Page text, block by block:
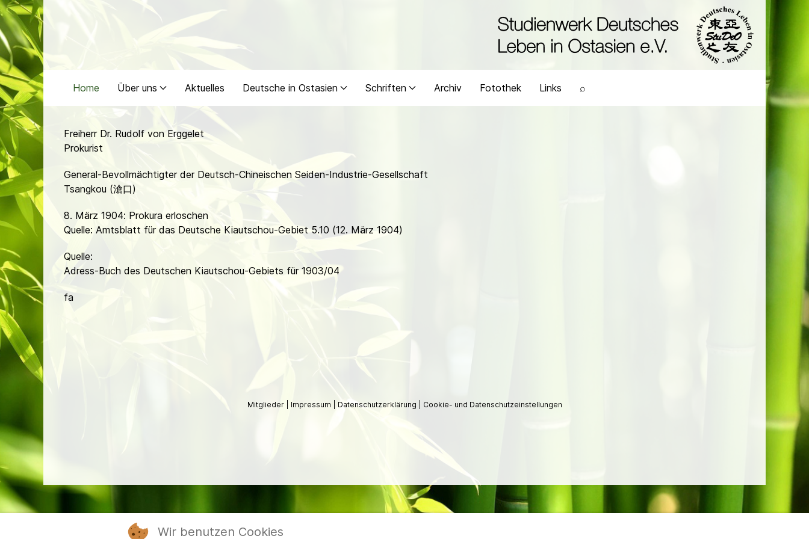
Home Über uns Aktuelles Deutsche in Ostasien Schriften Archiv Fotothek Links ⌕
Freiherr Dr. Rudolf von Erggelet
Prokurist
General-Bevollmächtigter der Deutsch-Chineischen Seiden-Industrie-Gesellschaft
Tsangkou (滄口)
8. März 1904: Prokura erloschen
Quelle: Amtsblatt für das Deutsche Kiautschou-Gebiet 5.10 (12. März 1904)
Quelle:
Adress-Buch des Deutschen Kiautschou-Gebiets für 1903/04
fa
Mitglieder Impressum Datenschutzerklärung Cookie- und Datenschutzeinstellungen
Wir benutzen Cookies